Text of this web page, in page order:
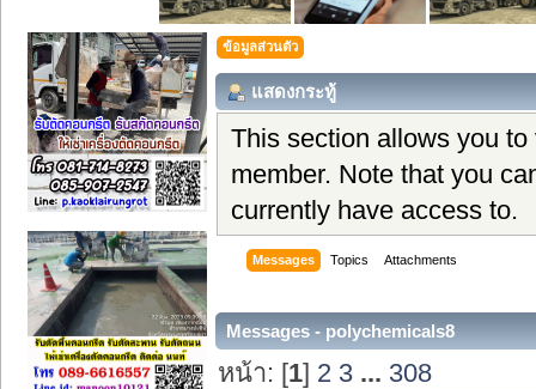
ข้อมูลส่วนตัว
แสดงกระทู้
This section allows you
member. Note that you
currently have access to.
Messages Topics Attachments
Messages - polychemicals8
หน้า: [1] 2 3 ... 308